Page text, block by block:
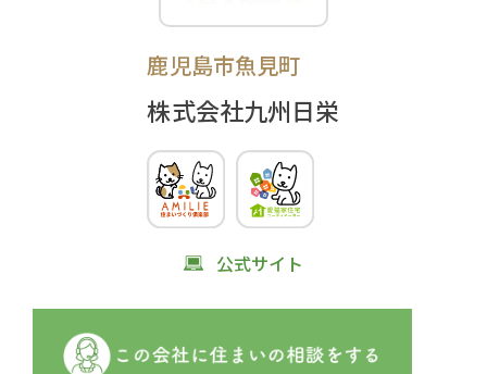
鹿児島市魚見町
株式会社九州日栄
公式サイト